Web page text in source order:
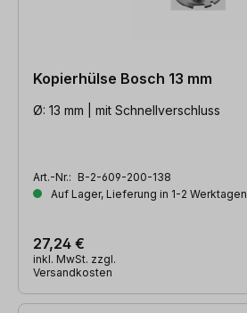
Kopierhülse Bosch 13 mm
Ø: 13 mm | mit Schnellverschluss
Art.-Nr.: B-2-609-200-138
Auf Lager, Lieferung in 1-2 Werktagen
27,24 €
inkl. MwSt. zzgl.
Versandkosten